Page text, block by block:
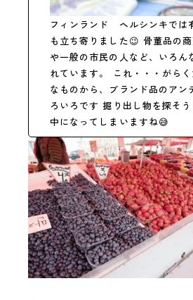
フィンランド ヘルシンキでは
も立ち寄りました😉 骨董品の
や一般の市民の人など、いろん
れています。 これ・・・がら
なものから、ブランド品のアン
ろいろです 掘り出し物を探そ
中になってしまいますね😅